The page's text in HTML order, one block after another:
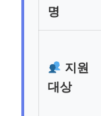
명
지원
대상